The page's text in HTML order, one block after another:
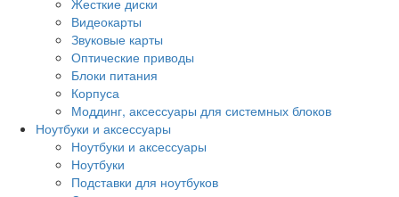
Видеокарты
Звуковые карты
Оптические приводы
Блоки питания
Корпуса
Моддинг, аксессуары для системных блоков
Ноутбуки и аксессуары
Ноутбуки и аксессуары
Ноутбуки
Подставки для ноутбуков